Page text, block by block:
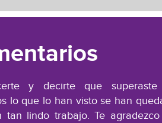
y decirte que superaste mis
lo han visto se han quedados
lindo trabajo. Te agradezco una